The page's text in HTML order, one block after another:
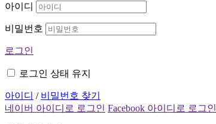
아이디
비밀번호
로그인
로그인 상태 유지
아이디 / 비밀번호 찾기
네이버 아이디로 로그인 Facebook 아이디로 로그인